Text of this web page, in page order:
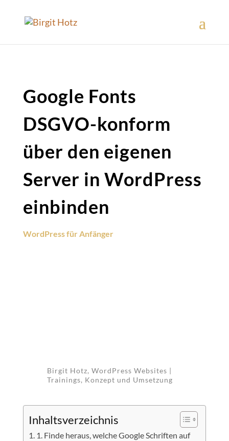
Google Fonts
DSGVO-konform
über den eigenen
Server in WordPress
einbinden
WordPress für Anfänger
Birgit Hotz, WordPress Websites |
Trainings, Konzept und Umsetzung
Inhaltsverzeichnis
1. Finde heraus, welche Google Schriften auf